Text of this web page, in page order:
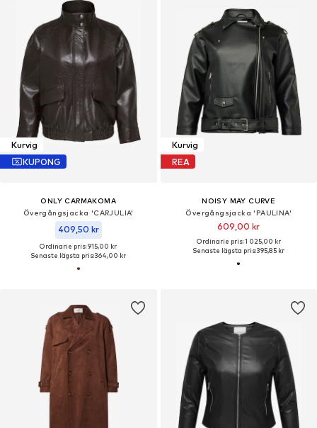
Kurvig
KUPONG
ONLY CARMAKOMA
Övergångsjacka 'CARJULIA'
409,50 kr
Ordinarie pris: 915,00 kr
Senaste lägsta pris:364,00 kr
Kurvig
REA
NOISY MAY CURVE
Övergångsjacka 'PAULINA'
609,00 kr
Ordinarie pris: 1 025,00 kr
Senaste lägsta pris:395,85 kr